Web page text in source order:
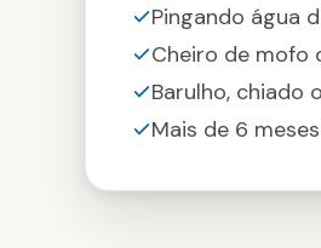
Pingando água
Cheiro de mofo
Barulho, chiado
Mais de 6